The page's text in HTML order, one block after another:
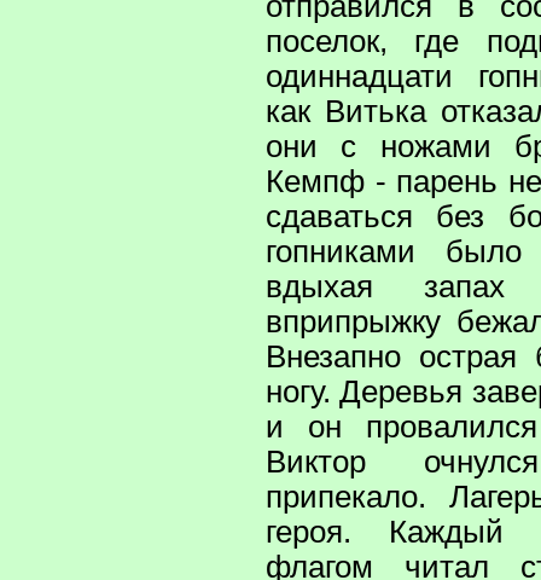
поселок, где
одиннадцати
как Витька
они с ножами
Кемпф - парень
сдаваться без
гопниками было
вдыхая запах
вприпрыжку
Внезапно острая
ногу. Деревья
и он
Виктор
припекало.
героя. Каждый
флагом читал